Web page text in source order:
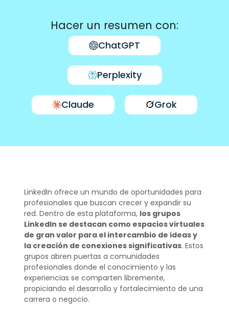
Hacer un resumen con:
ChatGPT
Perplexity
Claude Grok
LinkedIn ofrece un mundo de oportunidades para
profesionales que buscan crecer y expandir su
red. Dentro de esta plataforma, los grupos
LinkedIn se destacan como espacios virtuales
de gran valor para el intercambio de ideas y
la creación de conexiones significativas. Estos
grupos abren puertas a comunidades
profesionales donde el conocimiento y las
experiencias se comparten libremente,
propiciando el desarrollo y fortalecimiento de una
carrera o negocio.